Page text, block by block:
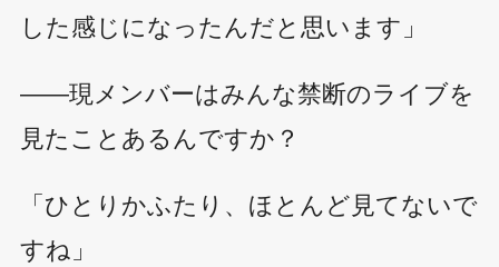
した感じになったんだと思います」
――現メンバーはみんな禁断のライブを
見たことあるんですか？
「ひとりかふたり、ほとんど見てないで
すね」